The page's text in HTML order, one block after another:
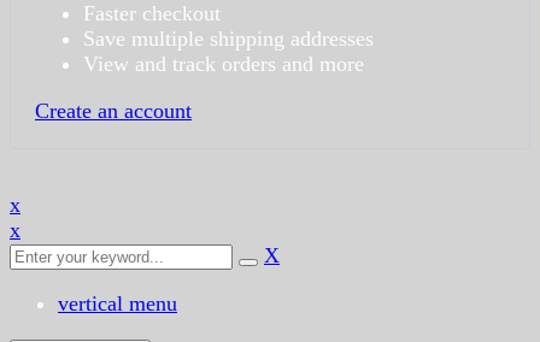
Faster checkout
Save multiple shipping addresses
View and track orders and more
Create an account
x
x
X
vertical menu